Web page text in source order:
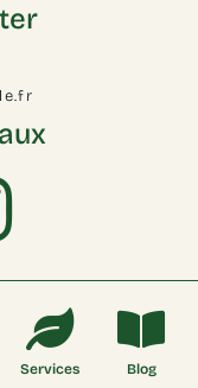
Services Blog